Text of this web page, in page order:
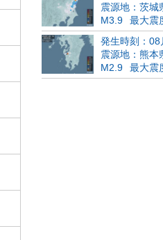
震源地：茨城
M3.9
最大震
発生時刻：
震源地：熊本
M2.9
最大震